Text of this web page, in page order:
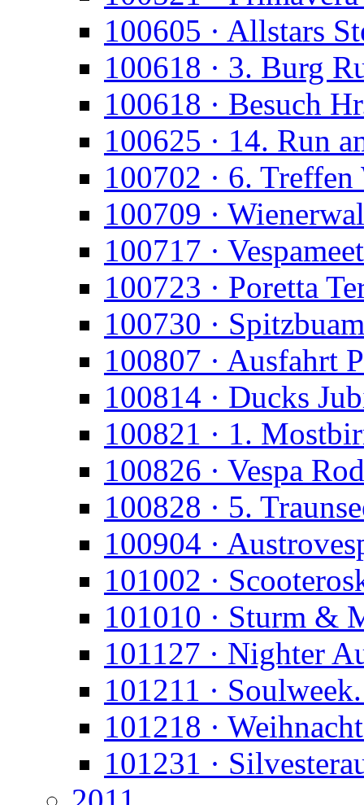
100605 · Allstars
100618 · 3. Burg
100618 · Besuch
100625 · 14. Run
100702 · 6.
100709 ·
100717 ·
100723 · Poretta
100730 ·
100807 · Ausfahrt
100814 · Ducks
100821 · 1.
100826 · Vespa
100828 · 5.
100904 ·
101002 ·
101010 · Sturm &
101127 · Nighter
101211 ·
101218 ·
101231 ·